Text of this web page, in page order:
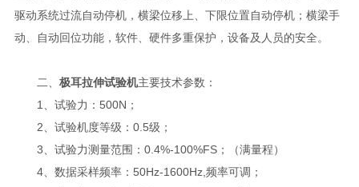
驱动系统过流自动停机，横梁位移上、下限位置自动停机；横梁手
动、自动回位功能，软件、硬件多重保护，设备及人员的安全。
二、 极耳拉伸试验机主要技术参数：
1、试验力：500N；
2、试验机度等级：0.5级；
3、试验力测量范围：0.4%-100%FS；（满量程）
4、数据采样频率：50Hz-1600Hz,频率可调；